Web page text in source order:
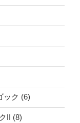
ク (6)
II (8)